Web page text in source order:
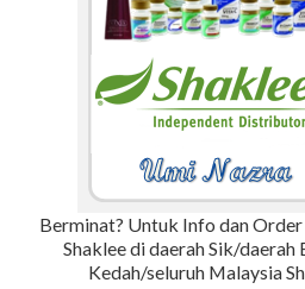
Berminat? Untuk Info dan Order
Shaklee di daerah Sik/
Kedah/seluruh Malaysia